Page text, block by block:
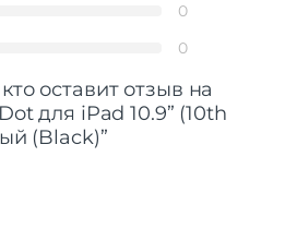
0
0
оставит отзыв на
для iPad 10.9” (10th
(Black)”